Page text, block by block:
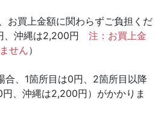
お買上金額に関わらずご負担くだ
、沖縄は2,200円 注：お買上金
せん）
合、1箇所目は0円、2箇所目以降
、沖縄は2,200円）がかかりま